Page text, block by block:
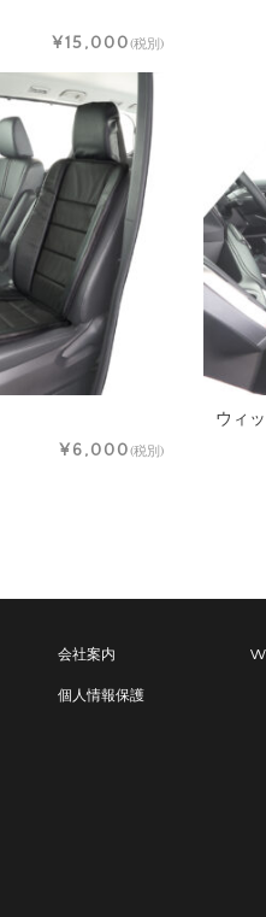
¥15,000(税別)
¥6,000(税別)
ウィ
会社案内
個人情報保護